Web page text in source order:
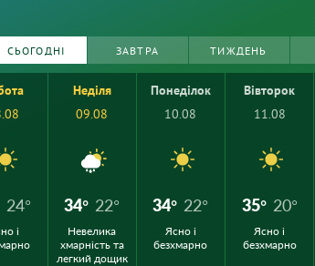
СЬОГОДНІ ЗАВТРА ТИЖДЕНЬ
24°
і
Неділя
09.08
34° 22°
Невелика
хмарність та
легкий дощик
Понеділок
10.08
34° 22°
Ясно і
безхмарно
Вівторок
11.08
35° 20°
Ясно і
безхмарно